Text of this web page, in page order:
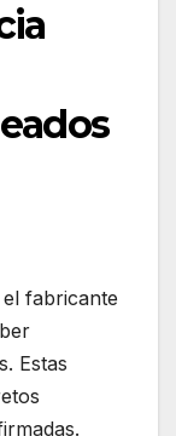
fabricante
Estas